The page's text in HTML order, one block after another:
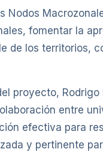
Nodos
fomentar la
de los territorios,
proyecto,
entre
efectiva para
y pertinente